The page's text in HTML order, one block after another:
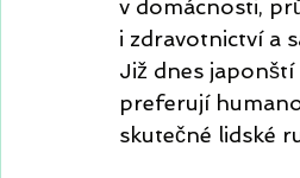
v domácnosti,
i zdravotnictví a
Již dnes
preferují
skutečné lidské